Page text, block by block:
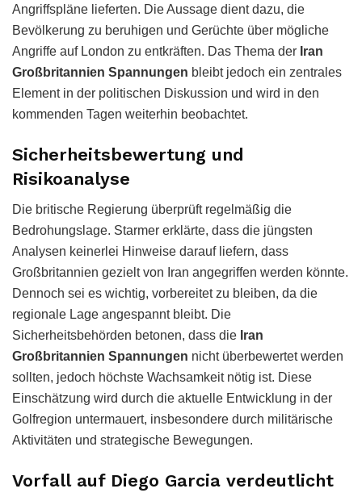
Angriffspläne lieferten. Die Aussage dient dazu, die
Bevölkerung zu beruhigen und Gerüchte über mögliche
Angriffe auf London zu entkräften. Das Thema der Iran
Großbritannien Spannungen bleibt jedoch ein zentrales
Element in der politischen Diskussion und wird in den
kommenden Tagen weiterhin beobachtet.
Sicherheitsbewertung und
Risikoanalyse
Die britische Regierung überprüft regelmäßig die
Bedrohungslage. Starmer erklärte, dass die jüngsten
Analysen keinerlei Hinweise darauf liefern, dass
Großbritannien gezielt von Iran angegriffen werden könnte.
Dennoch sei es wichtig, vorbereitet zu bleiben, da die
regionale Lage angespannt bleibt. Die
Sicherheitsbehörden betonen, dass die Iran
Großbritannien Spannungen nicht überbewertet werden
sollten, jedoch höchste Wachsamkeit nötig ist. Diese
Einschätzung wird durch die aktuelle Entwicklung in der
Golfregion untermauert, insbesondere durch militärische
Aktivitäten und strategische Bewegungen.
Vorfall auf Diego Garcia verdeutlicht